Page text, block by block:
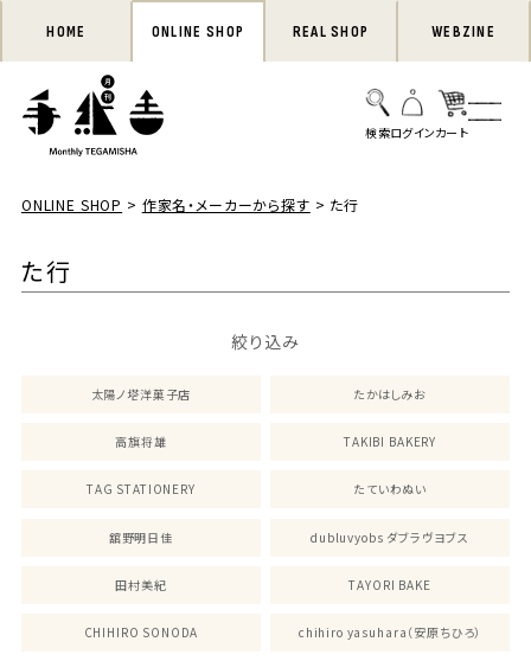
HOME ONLINE SHOP REAL SHOP WEBZINE
ONLINE SHOP 作家名・メーカーから探す た行
た行
絞り込み
太陽ノ塔洋菓子店 たかはしみお
高旗将雄 TAKIBI BAKERY
TAG STATIONERY たていわぬい
舘野明日佳 dubluvyobs ダブラヴヨブス
田村美紀 TAYORI BAKE
CHIHIRO SONODA chihiro yasuhara（安原ちひろ）